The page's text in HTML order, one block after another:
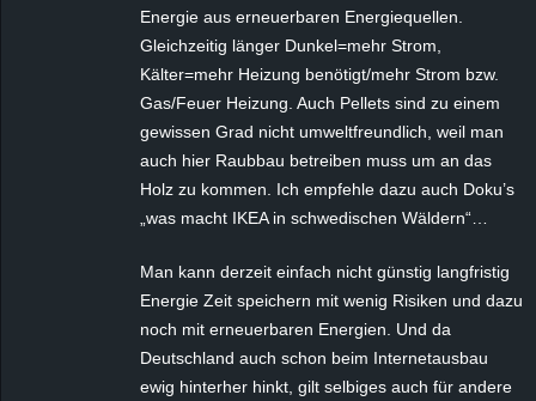
Energie aus erneuerbaren Energiequellen.
Gleichzeitig länger Dunkel=mehr Strom,
Kälter=mehr Heizung benötigt/mehr Strom bzw.
Gas/Feuer Heizung. Auch Pellets sind zu einem
gewissen Grad nicht umweltfreundlich, weil man
auch hier Raubbau betreiben muss um an das
Holz zu kommen. Ich empfehle dazu auch Doku’s
„was macht IKEA in schwedischen Wäldern“…
Man kann derzeit einfach nicht günstig langfristig
Energie Zeit speichern mit wenig Risiken und dazu
noch mit erneuerbaren Energien. Und da
Deutschland auch schon beim Internetausbau
ewig hinterher hinkt, gilt selbiges auch für andere